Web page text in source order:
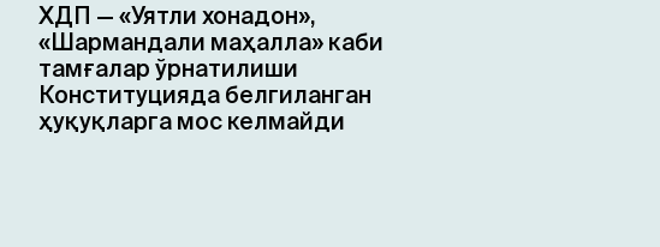
ХДП — «Уятли хонадон»,
«Шармандали маҳалла» каби
тамғалар ўрнатилиши
Конституцияда белгиланган
ҳуқуқларга мос келмайди